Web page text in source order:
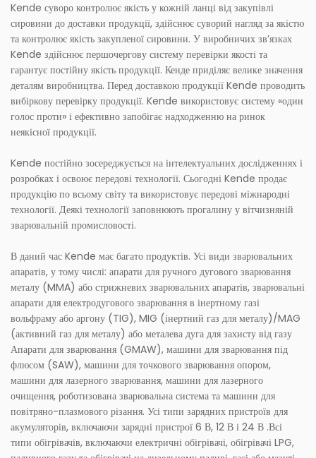
Kende суворо контролює якість у кожній ланці від закупівлі
сировини до доставки продукції, здійснює суворий нагляд за якістю
та контролює якість закупленої сировини. У виробничих зв’язках
Kende здійснює першочергову систему перевірки якості та
гарантує постійну якість продукції. Кенде приділяє велике значення
деталям виробництва. Перед доставкою продукції Kende проводить
вибіркову перевірку продукції. Kende використовує систему «один
голос проти» і ефективно запобігає надходженню на ринок
неякісної продукції.
Kende постійно зосереджується на інтелектуальних дослідженнях і
розробках і освоює передові технології. Сьогодні Kende продає
продукцію по всьому світу та використовує передові міжнародні
технології. Деякі технології заповнюють прогалину у вітчизняній
зварювальній промисловості.
В даний час Kende має багато продуктів. Усі види зварювальних
апаратів, у тому числі: апарати для ручного дугового зварювання
металу (MMA) або стрижневих зварювальних апаратів, зварювальні
апарати для електродугового зварювання в інертному газі
вольфраму або аргону (TIG), MIG (інертний газ для металу)/MAG
(активний газ для металу) або металева дуга для захисту від газу
Апарати для зварювання (GMAW), машини для зварювання під
флюсом (SAW), машини для точкового зварювання опором,
машини для лазерного зварювання, машини для лазерного
очищення, роботизована зварювальна система та машини для
повітряно-плазмового різання. Усі типи зарядних пристроїв для
акумуляторів, включаючи зарядні пристрої 6 В, 12 В і 24 В .Всі
типи обігрівачів, включаючи електричні обігрівачі, обігрівачі LPG,